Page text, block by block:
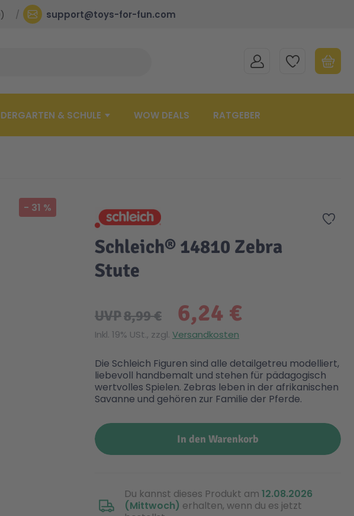
support@toys-for-fun.com
MEIN KONTOMEINE WUNSCHLISTE
& SCHULE WOW DEALS RATGEBER
- 31 %
Zur
Schleich® 14810 Zebra
Stute
6,24 €
UVP8,99 €
Inkl. 19% USt., zzgl. Versandkosten
Die Schleich Figuren sind alle detailgetreu modelliert,
liebevoll handbemalt und stehen für pädagogisch
wertvolles Spielen. Zebras leben in der afrikanischen
Savanne und gehören zur Familie der Pferde.
In den Warenkorb
Du kannst dieses Produkt am 12.08.2026
(Mittwoch) erhalten, wenn du es jetzt